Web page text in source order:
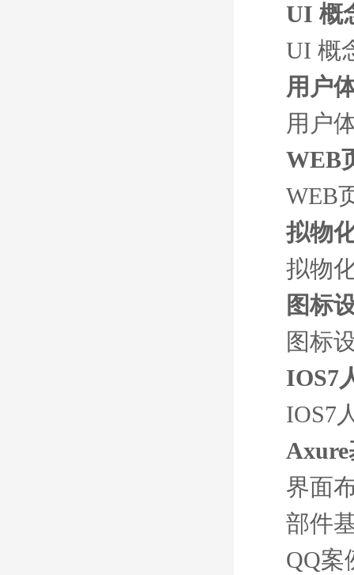
UI 概
UI 概
用户
用户
WEB
WEB
拟物
拟物
图标
图标
IOS7
IOS7
界面
部件
QQ案